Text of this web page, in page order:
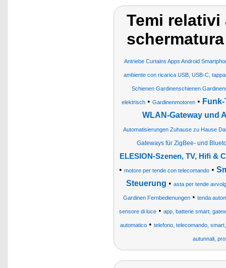
Temi
Antriebe Curtains Apps Android
ambiente con ricarica USB, USB-C,
Schienen Gardinenschienen
elektrisch• Gardinenmotoren•
WLAN-Gateway und
Automatisierungen Zuhause zu Hause
Gateways für ZigBee- und
ELESION-Szenen, TV, Hifi &
• motore per tende con telecomando •
Steuerung • asta per tende
Gardinen Fernbedienungen• tenda
sensore di luce • app, batterie smart,
automatico • telefono, telecomando,
autunnali,